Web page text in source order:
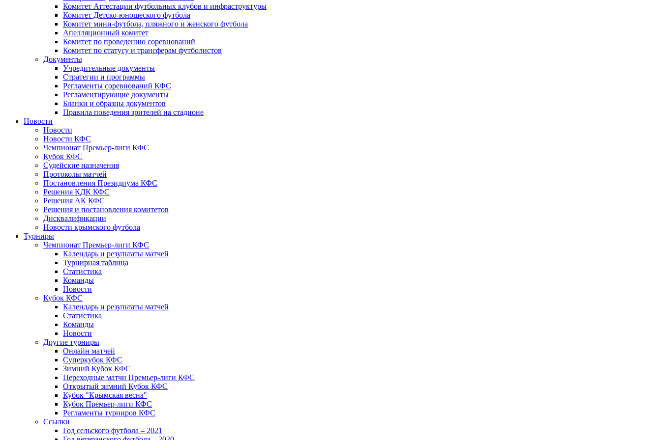
Комитет Аттестации футбольных клубов и инфраструктуры
Комитет Детско-юношеского футбола
Комитет мини-футбола, пляжного и женского футбола
Апелляционный комитет
Комитет по проведению соревнований
Комитет по статусу и трансферам футболистов
Документы
Учредительные документы
Стратегии и программы
Регламенты соревнований КФС
Регламентирующие документы
Бланки и образцы документов
Правила поведения зрителей на стадионе
Новости
Новости
Новости КФС
Чемпионат Премьер-лиги КФС
Кубок КФС
Судейские назначения
Протоколы матчей
Постановления Президиума КФС
Решения КДК КФС
Решения АК КФС
Решения и постановления комитетов
Дисквалификации
Новости крымского футбола
Турниры
Чемпионат Премьер-лиги КФС
Календарь и результаты матчей
Турнирная таблица
Статистика
Команды
Новости
Кубок КФС
Календарь и результаты матчей
Статистика
Команды
Новости
Другие турниры
Онлайн матчей
Суперкубок КФС
Зимний Кубок КФС
Переходные матчи Премьер-лиги КФС
Открытый зимний Кубок КФС
Кубок "Крымская весна"
Кубок Премьер-лиги КФС
Регламенты турниров КФС
Ссылки
Год сельского футбола – 2021